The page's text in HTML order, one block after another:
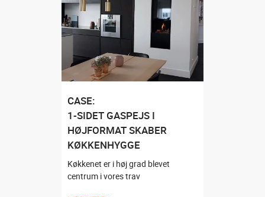
CASE:
1-SIDET GASPEJS I
HØJFORMAT SKABER
KØKKENHYGGE
Køkkenet er i høj grad blevet
centrum i vores trav